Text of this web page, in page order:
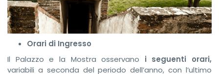
Orari di Ingresso
Il Palazzo e la Mostra osservano i seguenti orari,
variabili a seconda del periodo dell’anno, con l’ultimo